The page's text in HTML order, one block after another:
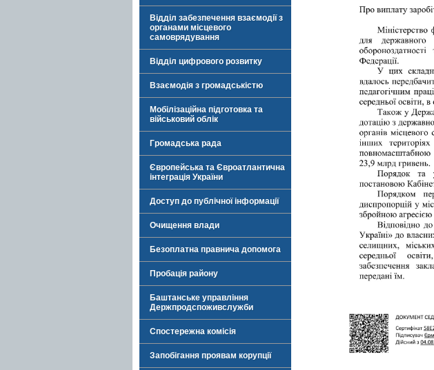
Відділ забезпечення взаємодії з
органами місцевого
самоврядування
Відділ цифрового розвитку
Взаємодія з громадськістю
Мобілізаційна підготовка та
військовий облік
Громадська рада
Європейська та Євроатлантична
інтеграція України
Доступ до публічної інформації
Очищення влади
Безоплатна правнича допомога
Пробація району
Баштанське управління
Держпродспоживслужби
Спостережна комісія
Запобігання проявам корупції